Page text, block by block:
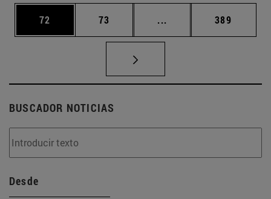
Página
72 Página
73 ... Páginas intermedias
Página
389
BUSCADOR NOTICIAS
Desde